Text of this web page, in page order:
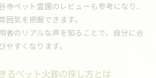
骸回収サービスとの違いを理解
談して決めるペット火葬の準備内容
寺ペット霊園のレビューも参考になり、
囲気を把握できます。
者のリアルな声を知ることで、自分に合
やすくなります。
るペット火葬の探し方とは